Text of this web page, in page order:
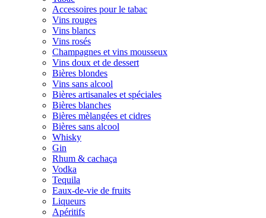
Accessoires pour le tabac
Vins rouges
Vins blancs
Vins rosés
Champagnes et vins mousseux
Vins doux et de dessert
Bières blondes
Vins sans alcool
Bières artisanales et spéciales
Bières blanches
Bières mèlangées et cidres
Bières sans alcool
Whisky
Gin
Rhum & cachaça
Vodka
Tequila
Eaux-de-vie de fruits
Liqueurs
Apéritifs